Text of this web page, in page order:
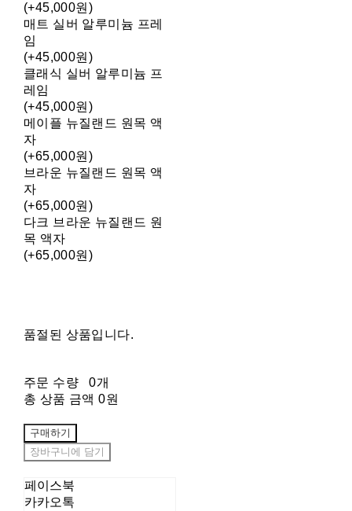
(+45,000원)
매트 실버 알루미늄 프레
임
(+45,000원)
클래식 실버 알루미늄 프
레임
(+45,000원)
메이플 뉴질랜드 원목 액
자
(+65,000원)
브라운 뉴질랜드 원목 액
자
(+65,000원)
다크 브라운 뉴질랜드 원
목 액자
(+65,000원)
품절된 상품입니다.
주문 수량
0개
총 상품 금액 0원
구매하기
장바구니에 담기
페이스북
카카오톡